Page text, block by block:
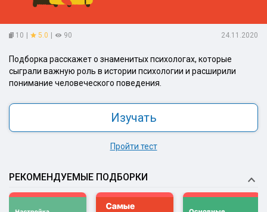
10 5.0 90 24.11.2020
Подборка расскажет о знаменитых психологах, которые
сыграли важную роль в истории психологии и расширили
понимание человеческого поведения.
Изучать
Пройти тест
РЕКОМЕНДУЕМЫЕ ПОДБОРКИ